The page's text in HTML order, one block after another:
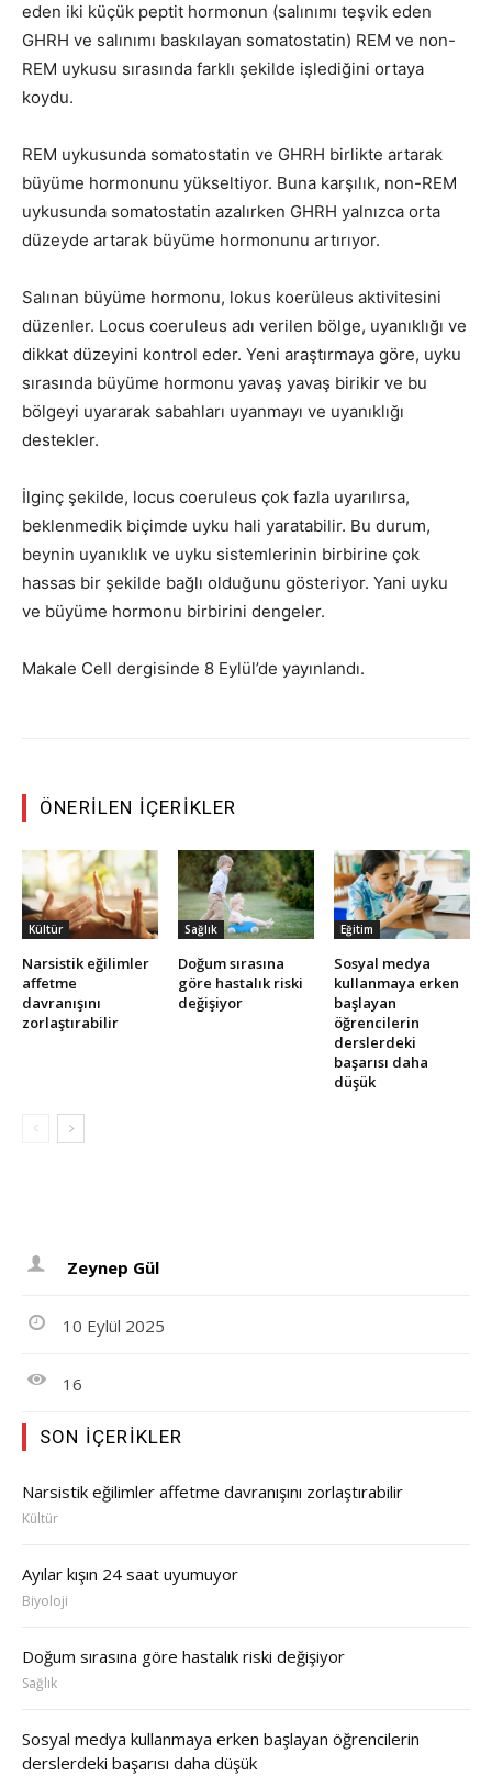
eden iki küçük peptit hormonun (salınımı teşvik eden
GHRH ve salınımı baskılayan somatostatin) REM ve non-
REM uykusu sırasında farklı şekilde işlediğini ortaya
koydu.
REM uykusunda somatostatin ve GHRH birlikte artarak
büyüme hormonunu yükseltiyor. Buna karşılık, non-REM
uykusunda somatostatin azalırken GHRH yalnızca orta
düzeyde artarak büyüme hormonunu artırıyor.
Salınan büyüme hormonu, lokus koerüleus aktivitesini
düzenler. Locus coeruleus adı verilen bölge, uyanıklığı ve
dikkat düzeyini kontrol eder. Yeni araştırmaya göre, uyku
sırasında büyüme hormonu yavaş yavaş birikir ve bu
bölgeyi uyararak sabahları uyanmayı ve uyanıklığı
destekler.
İlginç şekilde, locus coeruleus çok fazla uyarılırsa,
beklenmedik biçimde uyku hali yaratabilir. Bu durum,
beynin uyanıklık ve uyku sistemlerinin birbirine çok
hassas bir şekilde bağlı olduğunu gösteriyor. Yani uyku
ve büyüme hormonu birbirini dengeler.
Makale Cell dergisinde 8 Eylül’de yayınlandı.
ÖNERILEN İÇERIKLER
Kültür
Narsistik eğilimler
affetme
davranışını
zorlaştırabilir
Sağlık
Doğum sırasına
göre hastalık riski
değişiyor
Eğitim
Sosyal medya
kullanmaya erken
başlayan
öğrencilerin
derslerdeki
başarısı daha
düşük
Zeynep Gül
10 Eylül 2025
16
SON İÇERIKLER
Narsistik eğilimler affetme davranışını zorlaştırabilir
Kültür
Ayılar kışın 24 saat uyumuyor
Biyoloji
Doğum sırasına göre hastalık riski değişiyor
Sağlık
Sosyal medya kullanmaya erken başlayan öğrencilerin
derslerdeki başarısı daha düşük